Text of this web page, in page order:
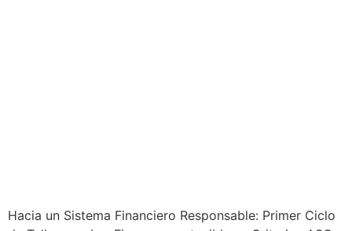
Hacia un Sistema Financiero Responsable: Primer Ciclo